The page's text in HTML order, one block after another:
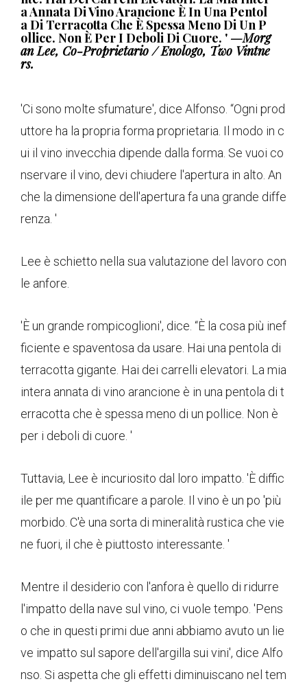
A Annata Di Vino Arancione È In Una Pentol
A Di Terracotta Che È Spessa Meno Di Un P
Ollice. Non È Per I Deboli Di Cuore. ' —Morg
An Lee, Co-Proprietario / Enologo, Two Vintne
Rs.
'Ci sono molte sfumature', dice Alfonso. “Ogni prod
uttore ha la propria forma proprietaria. Il modo in c
ui il vino invecchia dipende dalla forma. Se vuoi co
nservare il vino, devi chiudere l'apertura in alto. An
che la dimensione dell'apertura fa una grande diffe
renza. '
Lee è schietto nella sua valutazione del lavoro con
le anfore.
'È un grande rompicoglioni', dice. “È la cosa più inef
ficiente e spaventosa da usare. Hai una pentola di
terracotta gigante. Hai dei carrelli elevatori. La mia
intera annata di vino arancione è in una pentola di t
erracotta che è spessa meno di un pollice. Non è
per i deboli di cuore. '
Tuttavia, Lee è incuriosito dal loro impatto. 'È diffic
ile per me quantificare a parole. Il vino è un po 'più
morbido. C'è una sorta di mineralità rustica che vie
ne fuori, il che è piuttosto interessante. '
Mentre il desiderio con l'anfora è quello di ridurre
l'impatto della nave sul vino, ci vuole tempo. 'Pens
o che in questi primi due anni abbiamo avuto un lie
ve impatto sul sapore dell'argilla sui vini', dice Alfo
nso. Si aspetta che gli effetti diminuiscano nel tem